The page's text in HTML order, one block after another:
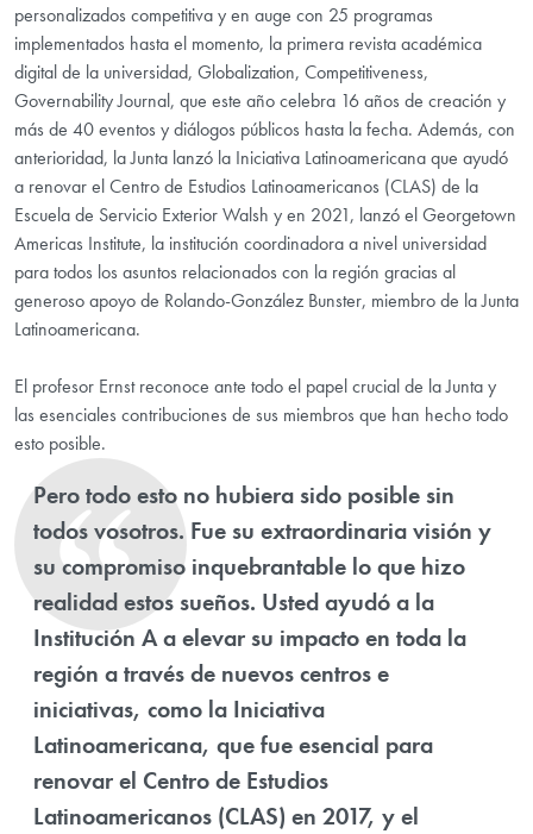
personalizados competitiva y en auge con 25 programas
implementados hasta el momento, la primera revista académica
digital de la universidad, Globalization, Competitiveness,
Governability Journal, que este año celebra 16 años de creación y
más de 40 eventos y diálogos públicos hasta la fecha. Además, con
anterioridad, la Junta lanzó la Iniciativa Latinoamericana que ayudó
a renovar el Centro de Estudios Latinoamericanos (CLAS) de la
Escuela de Servicio Exterior Walsh y en 2021, lanzó el Georgetown
Americas Institute, la institución coordinadora a nivel universidad
para todos los asuntos relacionados con la región gracias al
generoso apoyo de Rolando-González Bunster, miembro de la Junta
Latinoamericana.
El profesor Ernst reconoce ante todo el papel crucial de la Junta y
las esenciales contribuciones de sus miembros que han hecho todo
esto posible.
Pero todo esto no hubiera sido posible sin
todos vosotros. Fue su extraordinaria visión y
su compromiso inquebrantable lo que hizo
realidad estos sueños. Usted ayudó a la
Institución A a elevar su impacto en toda la
región a través de nuevos centros e
iniciativas, como la Iniciativa
Latinoamericana, que fue esencial para
renovar el Centro de Estudios
Latinoamericanos (CLAS) en 2017, y el